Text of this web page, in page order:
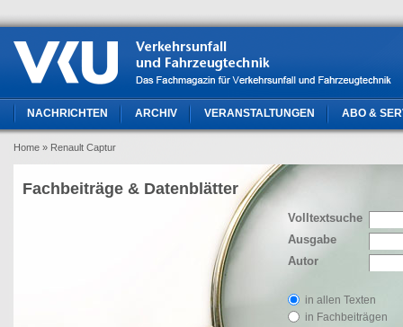
NACHRICHTEN ARCHIV VERANSTALTUNGEN ABO &
Home » Renault Captur
Volltextsuche
Ausgabe
Autor
in allen Texten
in Fachbeiträgen
Fachbeiträge & Datenblätter